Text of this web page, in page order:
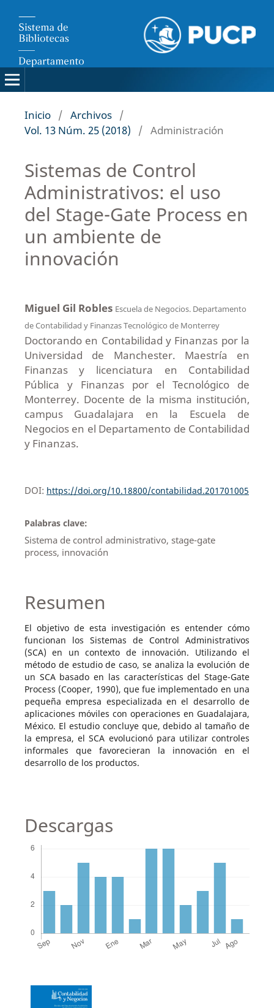
Inicio / Archivos /
Vol. 13 Núm. 25 (2018)
/ Administración
Sistemas de Control
Administrativos: el uso
del Stage-Gate Process en
un ambiente de
innovación
Miguel Gil Robles Escuela de Negocios. Departamento
de Contabilidad y Finanzas Tecnológico de Monterrey
Doctorando en Contabilidad y Finanzas por la
Universidad de Manchester. Maestría en
Finanzas y licenciatura en Contabilidad
Pública y Finanzas por el Tecnológico de
Monterrey. Docente de la misma institución,
campus Guadalajara en la Escuela de
Negocios en el Departamento de Contabilidad
y Finanzas.
DOI: https://doi.org/10.18800/contabilidad.201701005
Palabras clave:
Sistema de control administrativo, stage-gate
process, innovación
Resumen
El objetivo de esta investigación es entender cómo
funcionan los Sistemas de Control Administrativos
(SCA) en un contexto de innovación. Utilizando el
método de estudio de caso, se analiza la evolución de
un SCA basado en las características del Stage-Gate
Process (Cooper, 1990), que fue implementado en una
pequeña empresa especializada en el desarrollo de
aplicaciones móviles con operaciones en Guadalajara,
México. El estudio concluye que, debido al tamaño de
la empresa, el SCA evolucionó para utilizar controles
informales que favorecieran la innovación en el
desarrollo de los productos.
Descargas